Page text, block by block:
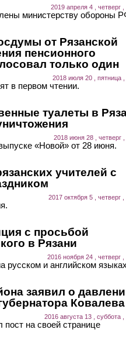
2019 апреля 4 , четверг ,
министерству обороны
от Рязанской
пенсионного
только один
2018 июля 20 , пятница ,
в первом чтении.
туалеты в
2018 июня 28 , четверг ,
«Новой» от 28 июня.
учителей с
2017 октября 5 , четверг
с просьбой
в Рязани
2016 ноября 24 , четверг ,
русском и английском
заявил о
Ковалева
2016 августа 13 , суббота ,
пост на своей странице